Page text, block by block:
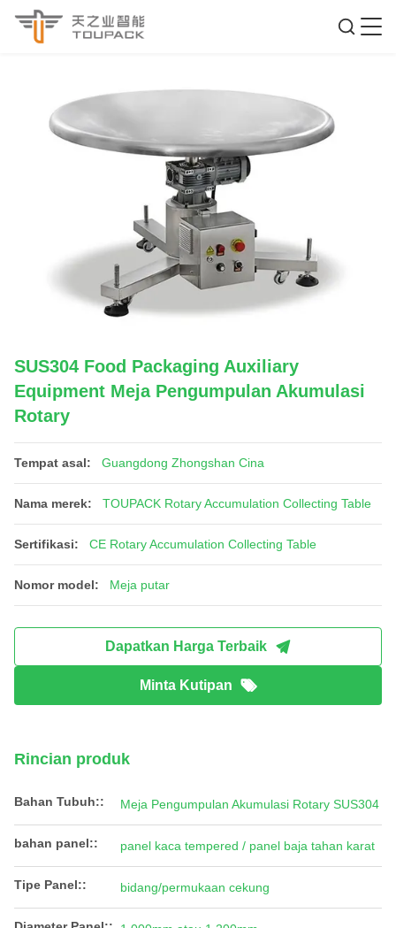
SUS304 Food Packaging Auxiliary
Equipment Meja Pengumpulan Akumulasi
Rotary
Tempat asal: Guangdong Zhongshan Cina
Nama merek: TOUPACK Rotary Accumulation Collecting Table
Sertifikasi: CE Rotary Accumulation Collecting Table
Nomor model: Meja putar
Dapatkan Harga Terbaik
Minta Kutipan
Rincian produk
Bahan Tubuh:: Meja Pengumpulan Akumulasi Rotary SUS304
bahan panel:: panel kaca tempered / panel baja tahan karat
Tipe Panel:: bidang/permukaan cekung